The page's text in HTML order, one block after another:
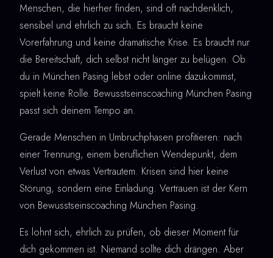
Menschen, die hierher finden, sind oft nachdenklich,
sensibel und ehrlich zu sich. Es braucht keine
Vorerfahrung und keine dramatische Krise. Es braucht nur
die Bereitschaft, dich selbst nicht länger zu belügen. Ob
du in München Pasing lebst oder online dazukommst,
spielt keine Rolle. Bewusstseinscoaching München Pasing
passt sich deinem Tempo an.
Gerade Menschen in Umbruchphasen profitieren: nach
einer Trennung, einem beruflichen Wendepunkt, dem
Verlust von etwas Vertrautem. Krisen sind hier keine
Störung, sondern eine Einladung. Vertrauen ist der Kern
von Bewusstseinscoaching München Pasing.
Es lohnt sich, ehrlich zu prüfen, ob dieser Moment für
dich gekommen ist. Niemand sollte dich drängen. Aber